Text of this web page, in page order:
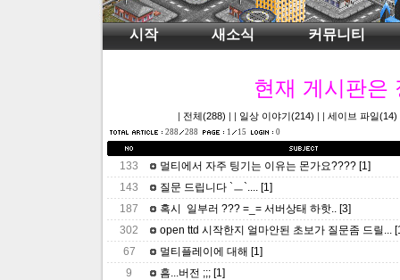
시작 새소식 커뮤니티
현재 게시판은
| 전체(288) | | 일상 이야기(214) | | 세이브 파일(14)
288 288 1 15 0
133 멀티에서 자주 팅기는 이유는 몬가요???? [1]
143
질문 드립니다 `ㅡ`.... [1]
187
혹시 일부러 ??? =_= 서버상태 하핫.. [3]
302
open ttd 시작한지 얼마안된 초보가 질문좀 드릴...
67
멀티플레이에 대해 [1]
9
흠...버전 ;;; [1]